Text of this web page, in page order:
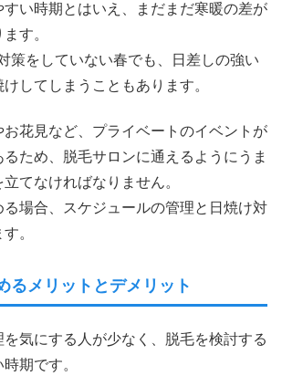
すい時期とはいえ、まだまだ寒暖の差が
す。
策をしていない春でも、日差しの強い
してしまうこともあります。
お花見など、プライベートのイベントが
ため、脱毛サロンに通えるようにうま
てなければなりません。
場合、スケジュールの管理と日焼け対
。
るメリットとデメリット
気にする人が少なく、脱毛を検討する
期です。